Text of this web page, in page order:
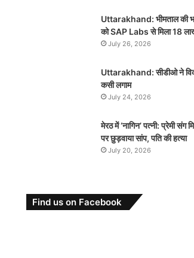
Uttarakhand: भीमताल की
को SAP Labs से मिला 18
July 26, 2026
Uttarakhand: सीडीओ ने
कसी लगाम
July 24, 2026
मेरठ में ‘नागिन’ पत्नी: प्रेमी संग
पर छुड़वाया सांप, पति की हत्या
July 20, 2026
Find us on Facebook